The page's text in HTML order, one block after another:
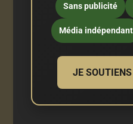
Sans publicité
Média indépendant
JE